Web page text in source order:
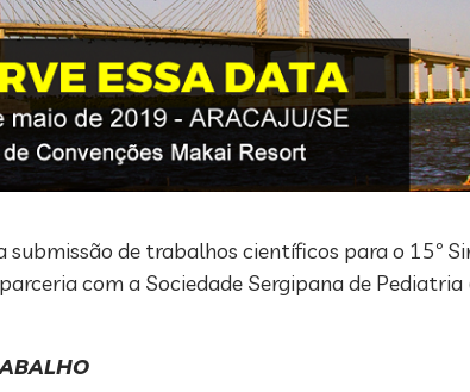
de trabalhos científicos para o 15º
com a Sociedade Sergipana de